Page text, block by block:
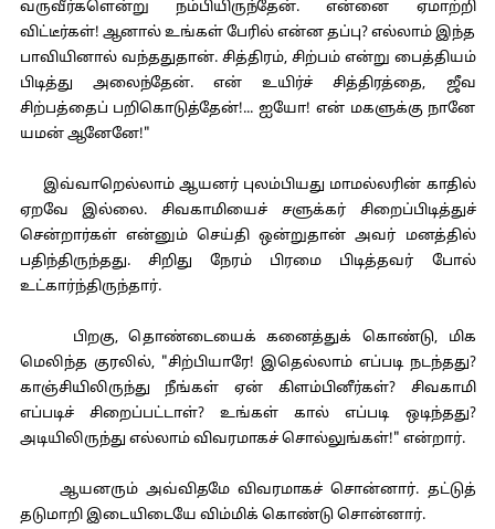
வருவீர்களென்று நம்பியிருந்தேன். என்னை ஏமாற்றி
விட்டீர்கள்! ஆனால் உங்கள் பேரில் என்ன தப்பு? எல்லாம் இந்த
பாவியினால் வந்ததுதான். சித்திரம், சிற்பம் என்று பைத்தியம்
பிடித்து அலைந்தேன். என் உயிர்ச் சித்திரத்தை, ஜீவ
சிற்பத்தைப் பறிகொடுத்தேன்!... ஐயோ! என் மகளுக்கு நானே
யமன் ஆனேனே!"
இவ்வாறெல்லாம் ஆயனர் புலம்பியது மாமல்லரின் காதில்
ஏறவே இல்லை. சிவகாமியைச் சளுக்கர் சிறைப்பிடித்துச்
சென்றார்கள் என்னும் செய்தி ஒன்றுதான் அவர் மனத்தில்
பதிந்திருந்தது. சிறிது நேரம் பிரமை பிடித்தவர் போல்
உட்கார்ந்திருந்தார்.
பிறகு, தொண்டையைக் கனைத்துக் கொண்டு, மிக
மெலிந்த குரலில், "சிற்பியாரே! இதெல்லாம் எப்படி நடந்தது?
காஞ்சியிலிருந்து நீங்கள் ஏன் கிளம்பினீர்கள்? சிவகாமி
எப்படிச் சிறைப்பட்டாள்? உங்கள் கால் எப்படி ஒடிந்தது?
அடியிலிருந்து எல்லாம் விவரமாகச் சொல்லுங்கள்!" என்றார்.
ஆயனரும் அவ்விதமே விவரமாகச் சொன்னார். தட்டுத்
தடுமாறி இடையிடையே விம்மிக் கொண்டு சொன்னார்.